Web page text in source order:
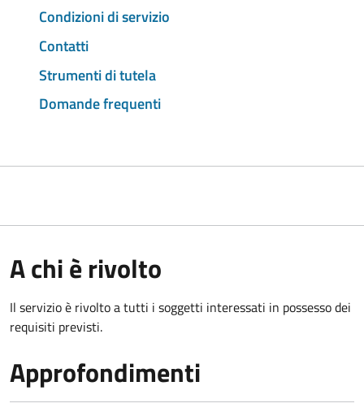
Condizioni di servizio
Contatti
Strumenti di tutela
Domande frequenti
A chi è rivolto
Il servizio è rivolto a tutti i soggetti interessati in possesso dei
requisiti previsti.
Approfondimenti